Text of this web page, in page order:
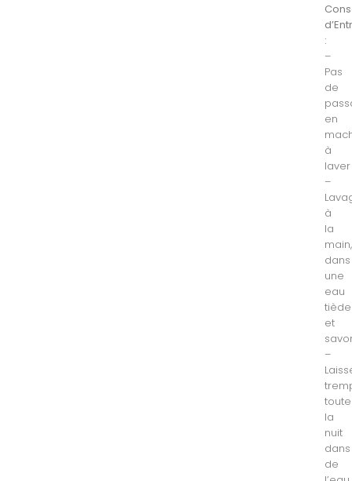
:
–
Pas
de
en
à
laver
–
à
la
main,
dans
une
eau
tiède
et
–
toute
la
nuit
dans
de